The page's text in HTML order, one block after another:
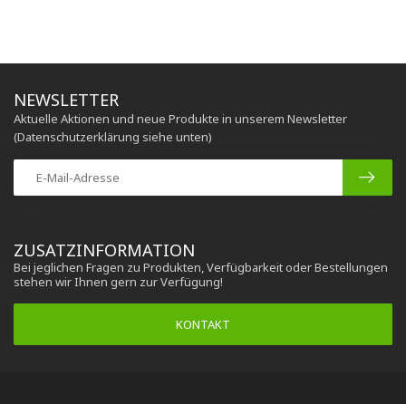
ZUSATZINFORMATION
Bei jeglichen Fragen zu Produkten, Verfügbarkeit oder Bestellungen
stehen wir Ihnen gern zur Verfügung!
KONTAKT
NEWSLETTER
Aktuelle Aktionen und neue Produkte in unserem Newsletter
(Datenschutzerklärung siehe unten)